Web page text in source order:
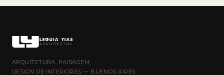
ARQUITETURA, PAISAGEM,
DESIGN DE INTERIORES — BUENOS AIRES